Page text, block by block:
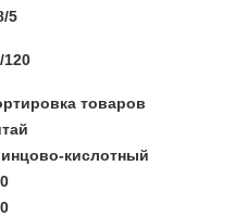
5
120
товаров
кислотный